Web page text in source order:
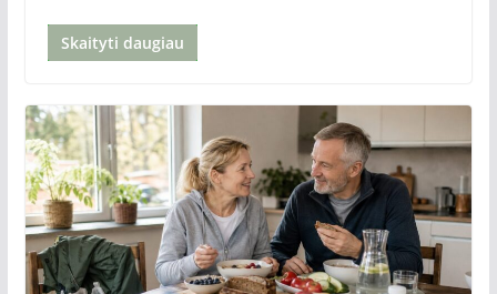
Skaityti daugiau